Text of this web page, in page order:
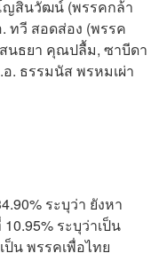
ญสินวัฒน์ (พรรคกล้า
ทวี สอดส่อง (พรรค
สนธยา คุณปลื้ม, ซาบีดา
. ธรรมนัส พรหมเผ่า
ระบุว่า ยังหา
ระบุว่าเป็น
น พรรคเพื่อไทย